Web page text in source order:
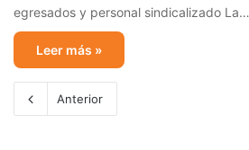
egresados y personal sindicalizado La…
Leer más »
Anterior